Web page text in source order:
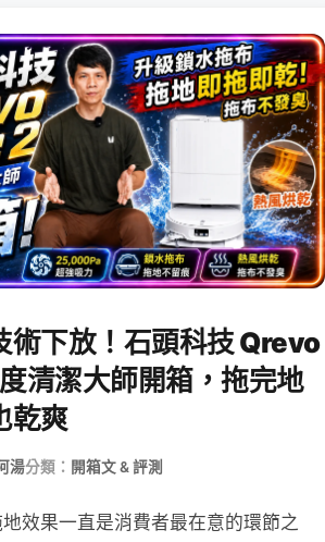
術下放！石頭科技 Qrevo
清潔大師開箱，拖完地
乾爽
湯分類： 開箱文 & 評測
效果一直是消費者最在意的環節之